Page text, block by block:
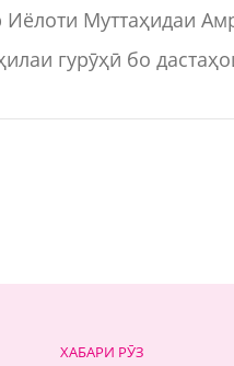
Муттаҳидаи
гурӯҳӣ бо
ХАБАРИ РӮЗ